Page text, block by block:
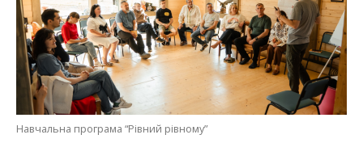
Навчальна програма “Рівний рівному”